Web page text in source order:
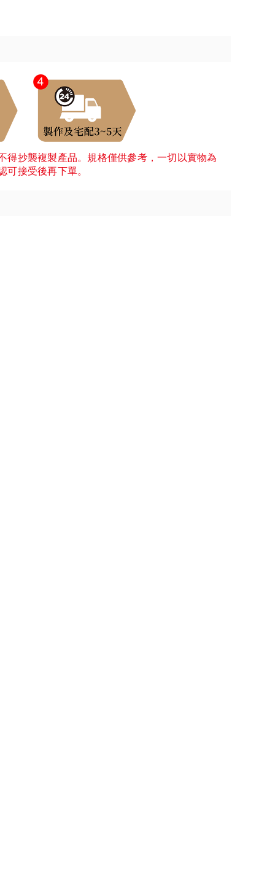
抄襲複製產品。規格僅供參考，一切以實物為
接受後再下單。